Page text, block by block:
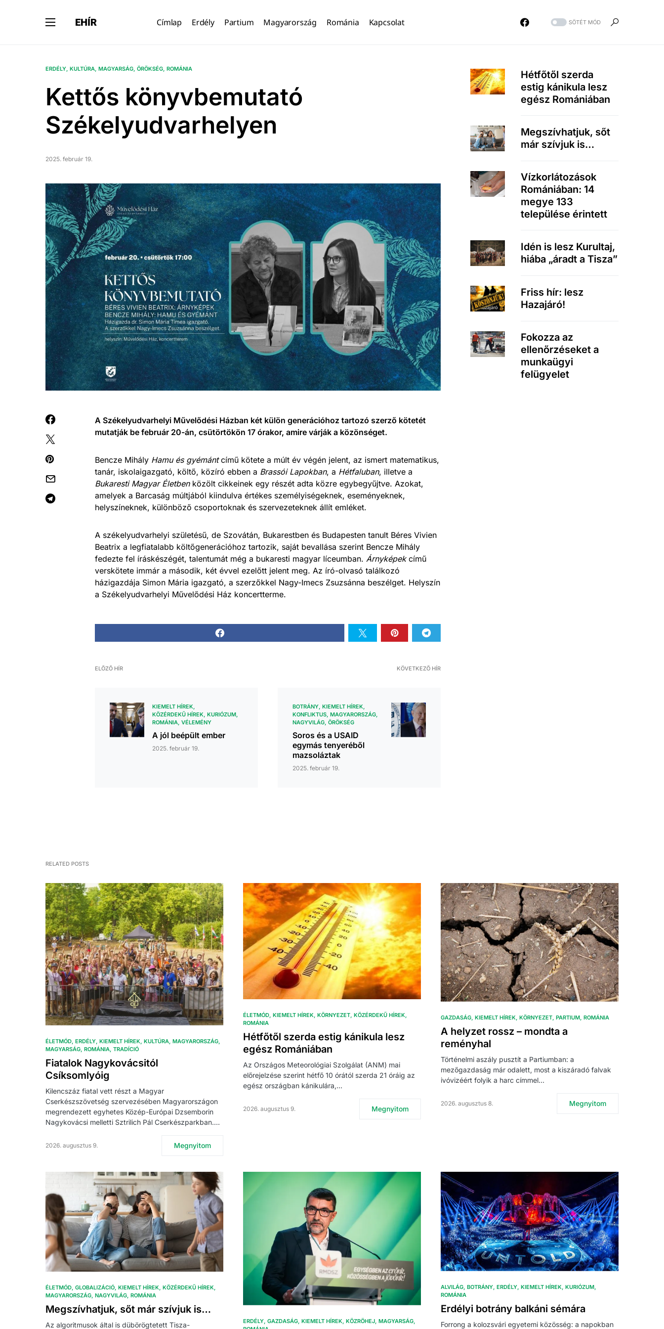
EHÍR Címlap Erdély Partium Magyarország Románia Kapcsolat SÖTÉT MÓD
ERDÉLY KULTÚRA MAGYARSÁG ÖRÖKSÉG ROMÁNIA
Kettős könyvbemutató
Székelyudvarhelyen
2025. február 19.
A Székelyudvarhelyi Művelődési Házban két külön generációhoz tartozó szerző kötetét
mutatják be február 20-án, csütörtökön 17 órakor, amire várják a közönséget.
Bencze Mihály Hamu és gyémántcímű kötete a múlt év végén jelent, az ismert matematikus,
tanár, iskolaigazgató, költő, közíró ebben a Brassói Lapokban, a Hétfaluban, illetve a
Bukaresti Magyar Életbenközölt cikkeinek egy részét adta közre egybegyűjtve. Azokat,
amelyek a Barcaság múltjából kiindulva értékes személyiségeknek, eseményeknek,
helyszíneknek, különböző csoportoknak és szervezeteknek állít emléket.
A székelyudvarhelyi születésű, de Szovátán, Bukarestben és Budapesten tanult Béres Vivien
Beatrix a legfiatalabb költőgenerációhoz tartozik, saját bevallása szerint Bencze Mihály
fedezte fel íráskészégét, talentumát még a bukaresti magyar líceumban. Árnyképekcímű
verskötete immár a második, két évvel ezelőtt jelent meg. Az író-olvasó találkozó
házigazdája Simon Mária igazgató, a szerzőkkel Nagy-Imecs Zsuzsánna beszélget. Helyszín
a Székelyudvarhelyi Művelődési Ház koncertterme.
ELŐZŐ HÍR
KIEMELT HÍREK
KÖZÉRDEKŰ HÍREK KURIÓZUM
ROMÁNIA VÉLEMÉNY
A jól beépült ember
2025. február 19.
KÖVETKEZŐ HÍR
BOTRÁNY KIEMELT HÍREK
KONFLIKTUS MAGYARORSZÁG
NAGYVILÁG ÖRÖKSÉG
Soros és a USAID
egymás tenyeréből
mazsoláztak
2025. február 19.
Hétfőtől szerda
estig kánikula lesz
egész Romániában
Megszívhatjuk, sőt
már szívjuk is…
Vízkorlátozások
Romániában: 14
megye 133
települése érintett
Idén is lesz Kurultaj,
hiába „áradt a Tisza”
Friss hír: lesz
Hazajáró!
Fokozza az
ellenőrzéseket a
munkaügyi
felügyelet
RELATED POSTS
ÉLETMÓD ERDÉLY KIEMELT HÍREK KULTÚRA MAGYARORSZÁG
MAGYARSÁG ROMÁNIA TRADÍCIÓ
Fiatalok Nagykovácsitól
Csíksomlyóig
Kilencszáz fiatal vett részt a Magyar
Cserkészszövetség szervezésében Magyarországon
megrendezett egyhetes Közép-Európai Dzsemborin
Nagykovácsi melletti Sztrilich Pál Cserkészparkban.…
2026. augusztus 9. Megnyitom
ÉLETMÓD KIEMELT HÍREK KÖRNYEZET KÖZÉRDEKŰ HÍREK
ROMÁNIA
Hétfőtől szerda estig kánikula lesz
egész Romániában
Az Országos Meteorológiai Szolgálat (ANM) mai
előrejelzése szerint hétfő 10 órától szerda 21 óráig az
egész országban kánikulára,…
2026. augusztus 9. Megnyitom
GAZDASÁG KIEMELT HÍREK KÖRNYEZET PARTIUM ROMÁNIA
A helyzet rossz – mondta a
reményhal
Történelmi aszály pusztít a Partiumban: a
mezőgazdaság már odalett, most a kiszáradó falvak
ivóvizéért folyik a harc címmel…
2026. augusztus 8. Megnyitom
ÉLETMÓD GLOBALIZÁCIÓ KIEMELT HÍREK KÖZÉRDEKŰ HÍREK
MAGYARORSZÁG NAGYVILÁG ROMÁNIA
Megszívhatjuk, sőt már szívjuk is…
Az algoritmusok által is dübörögtetett Tisza- ERDÉLY GAZDASÁG KIEMELT HÍREK KÖZRÖHEJ MAGYARSÁG
ALVILÁG BOTRÁNY ERDÉLY KIEMELT HÍREK KURIÓZUM
ROMÁNIA
Erdélyi botrány balkáni sémára
Forrong a kolozsvári egyetemi közösség: a napokban